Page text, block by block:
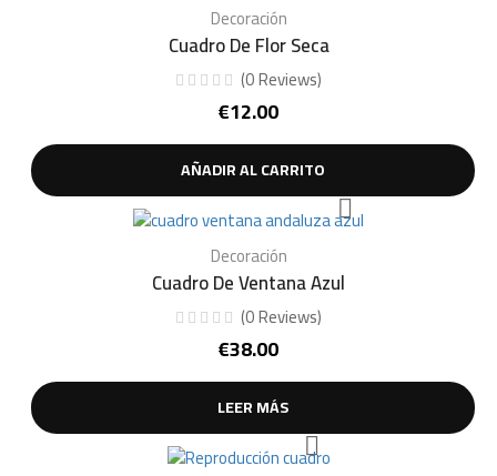
Decoración
Cuadro De Flor Seca
(0Reviews)
€12.00
AÑADIR AL CARRITO
Decoración
Cuadro De Ventana Azul
(0Reviews)
€38.00
LEER MÁS